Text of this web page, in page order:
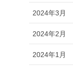
2024年3月
2024年2月
2024年1月